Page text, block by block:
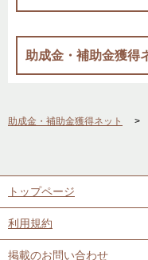
助成金・補助金獲得
助成金・補助金獲得ネット
トップページ
利用規約
掲載のお問い合わせ